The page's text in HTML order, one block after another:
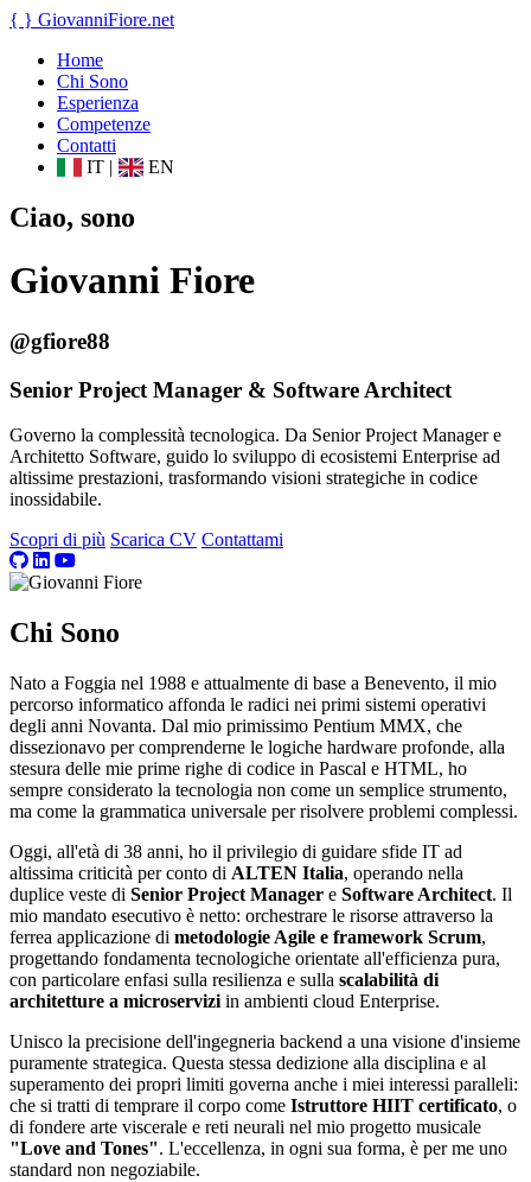
{ } GiovanniFiore.net
Home
Chi Sono
Esperienza
Competenze
Contatti
IT | EN
Ciao, sono
Giovanni Fiore
@gfiore88
Senior Project Manager & Software Architect
Governo la complessità tecnologica. Da Senior Project Manager e
Architetto Software, guido lo sviluppo di ecosistemi Enterprise ad
altissime prestazioni, trasformando visioni strategiche in codice
inossidabile.
Scopri di più Scarica CV Contattami
Chi Sono
Nato a Foggia nel 1988 e attualmente di base a Benevento, il mio
percorso informatico affonda le radici nei primi sistemi operativi
degli anni Novanta. Dal mio primissimo Pentium MMX, che
dissezionavo per comprenderne le logiche hardware profonde, alla
stesura delle mie prime righe di codice in Pascal e HTML, ho
sempre considerato la tecnologia non come un semplice strumento,
ma come la grammatica universale per risolvere problemi complessi.
Oggi, all'età di 38 anni, ho il privilegio di guidare sfide IT ad
altissima criticità per conto di ALTEN Italia, operando nella
duplice veste di Senior Project Manager e Software Architect. Il
mio mandato esecutivo è netto: orchestrare le risorse attraverso la
ferrea applicazione di metodologie Agile e framework Scrum,
progettando fondamenta tecnologiche orientate all'efficienza pura,
con particolare enfasi sulla resilienza e sulla scalabilità di
architetture a microservizi in ambienti cloud Enterprise.
Unisco la precisione dell'ingegneria backend a una visione d'insieme
puramente strategica. Questa stessa dedizione alla disciplina e al
superamento dei propri limiti governa anche i miei interessi paralleli:
che si tratti di temprare il corpo come Istruttore HIIT certificato, o
di fondere arte viscerale e reti neurali nel mio progetto musicale
"Love and Tones". L'eccellenza, in ogni sua forma, è per me uno
standard non negoziabile.